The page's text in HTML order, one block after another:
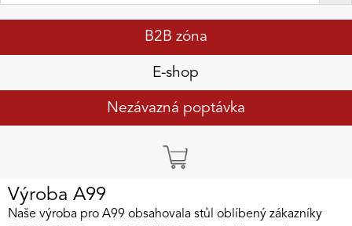
B2B zóna
E-shop
Nezávazná poptávka
Výroba A99
Naše výroba pro A99 obsahovala stůl oblíbený zákazníky